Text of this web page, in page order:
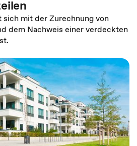
sich mit der Zurechnung von
dem Nachweis einer verdeckten